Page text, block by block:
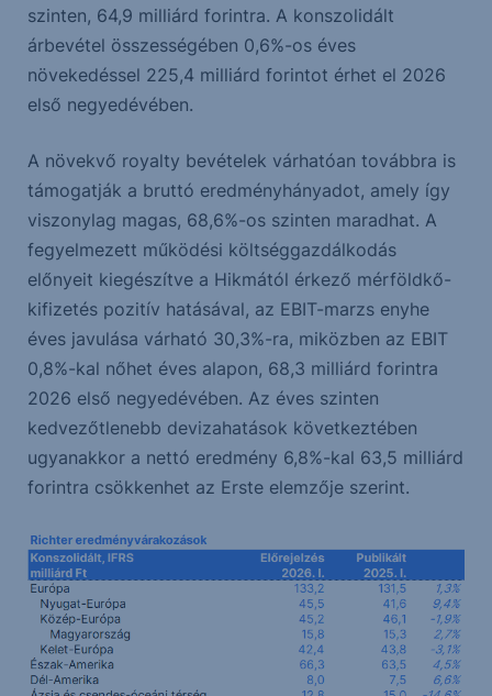
szinten, 64,9 milliárd forintra. A konszolidált
árbevétel összességében 0,6%-os éves
növekedéssel 225,4 milliárd forintot érhet el 2026
első negyedévében.
A növekvő royalty bevételek várhatóan továbbra is
támogatják a bruttó eredményhányadot, amely így
viszonylag magas, 68,6%-os szinten maradhat. A
fegyelmezett működési költséggazdálkodás
előnyeit kiegészítve a Hikmától érkező mérföldkő-
kifizetés pozitív hatásával, az EBIT-marzs enyhe
éves javulása várható 30,3%-ra, miközben az EBIT
0,8%-kal nőhet éves alapon, 68,3 milliárd forintra
2026 első negyedévében. Az éves szinten
kedvezőtlenebb devizahatások következtében
ugyanakkor a nettó eredmény 6,8%-kal 63,5 milliárd
forintra csökkenhet az Erste elemzője szerint.